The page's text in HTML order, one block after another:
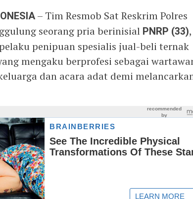
– Tim Resmob Sat Reskrim Polres
seorang pria berinisial PNRP (33),
penipuan spesialis jual-beli ternak
mengaku berprofesi sebagai
dan acara adat demi